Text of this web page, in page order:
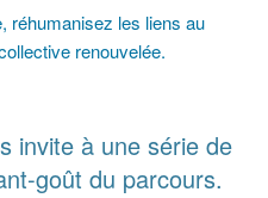
réhumanisez les liens au
renouvelée.
invite à une série de
goût du parcours.